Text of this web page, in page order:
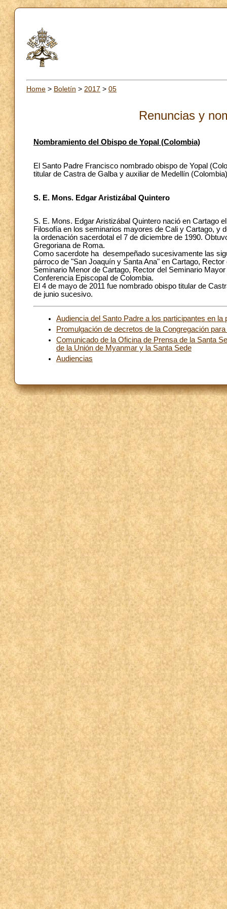
Home > Boletín > 2017 > 05
Renuncias y
Nombramiento del Obispo de Yopal (Colombia)
El Santo Padre Francisco nombrado obispo de Yopal
titular de Castra de Galba y auxiliar de Medellín
S. E. Mons. Edgar Aristizábal Quintero
S. E. Mons. Edgar Aristizábal Quintero nació en Cartago
Filosofía en los seminarios mayores de Cali y Cartago, y
la ordenación sacerdotal el 7 de diciembre de 1990.
Gregoriana de Roma.
Como sacerdote ha desempeñado sucesivamente las
párroco de "San Joaquín y Santa Ana" en Cartago,
Seminario Menor de Cartago, Rector del Seminario
Conferencia Episcopal de Colombia.
El 4 de mayo de 2011 fue nombrado obispo titular de
de junio sucesivo.
Audiencia del Santo Padre a los participantes en
Promulgación de decretos de la Congregación
Comunicado de la Oficina de Prensa de la Santa
de la Unión de Myanmar y la Santa Sede
Audiencias